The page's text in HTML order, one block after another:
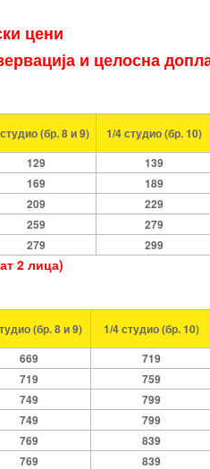
цени
и целосна
студио(бр. 8 и 9)
1/4 студио (бр. 10)
129
139
169
189
209
229
259
279
279 299
2 лица)
(бр. 8 и 9)
1/4 студио (бр. 10)
669
719
719
759
749
799
749
799
769
839
769
839